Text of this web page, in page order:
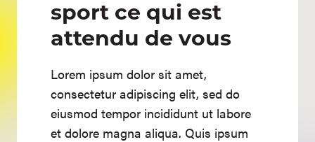
sport ce qui est
attendu de vous
Lorem ipsum dolor sit amet,
consectetur adipiscing elit, sed do
eiusmod tempor incididunt ut labore
et dolore magna aliqua. Quis ipsum